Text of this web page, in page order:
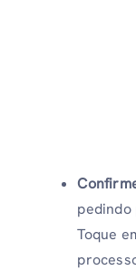
Toque